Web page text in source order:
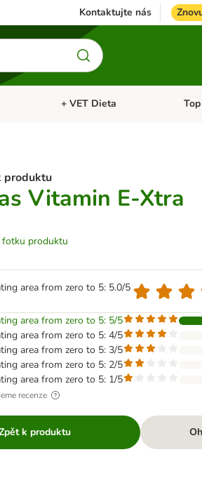
Kontaktujte nás
AkvaristikaOtevřít menu: Koně
+ VET Dieta
produktu
Vitamin E-Xtra
fotku produktu
area from zero to 5: 5.0/5
area from zero to 5: 5/5
area from zero to 5: 4/5
area from zero to 5: 3/5
area from zero to 5: 2/5
area from zero to 5: 1/5
recenze
k produktu